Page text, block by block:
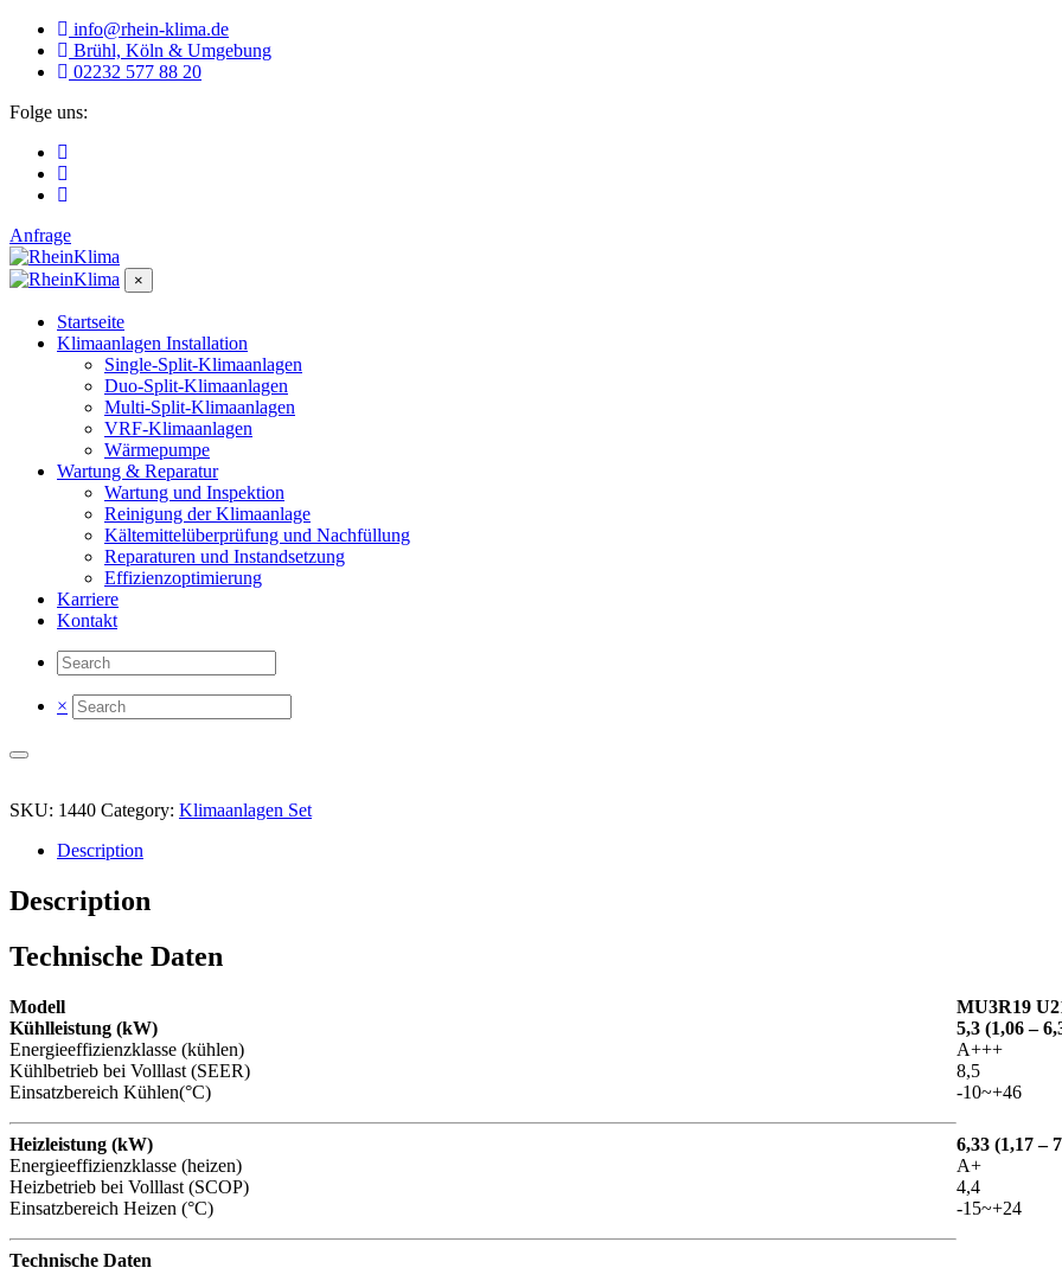
info@rhein-klima.de
Brühl, Köln & Umgebung
02232 577 88 20
Folge uns:
Anfrage
×
Startseite
Klimaanlagen Installation
Single-Split-Klimaanlagen
Duo-Split-Klimaanlagen
Multi-Split-Klimaanlagen
VRF-Klimaanlagen
Wärmepumpe
Wartung & Reparatur
Wartung und Inspektion
Reinigung der Klimaanlage
Kältemittelüberprüfung und Nachfüllung
Reparaturen und Instandsetzung
Effizienzoptimierung
Karriere
Kontakt
×
SKU: 1440 Category: Klimaanlagen Set
Description
Description
Technische Daten
Modell
MU3R19
Kühlleistung (kW)
5,3 (1,06 –
Energieeffizienzklasse (kühlen)
A+++
Kühlbetrieb bei Volllast (SEER)
8,5
Einsatzbereich Kühlen(°C)
-10~+46
Heizleistung (kW)
6,33 (1,17 –
Energieeffizienzklasse (heizen)
A+
Heizbetrieb bei Volllast (SCOP)
4,4
Einsatzbereich Heizen (°C)
-15~+24
Technische Daten